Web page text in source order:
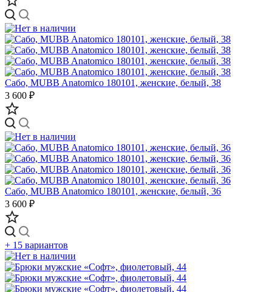
Сабо, MUBB Anatomico 180101, женские, белый, 38
3 600 ₽
Сабо, MUBB Anatomico 180101, женские, белый, 36
3 600 ₽
+ 15 вариантов